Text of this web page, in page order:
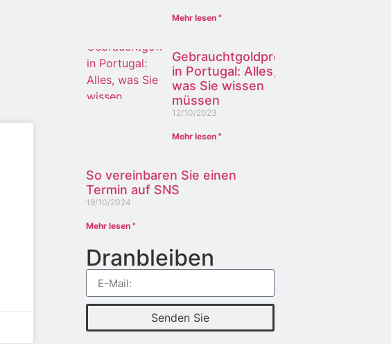
Mehr lesen "
Gebrauchtgoldpreis
in Portugal: Alles,
was Sie wissen
müssen
12/10/2023
Mehr lesen "
So vereinbaren Sie einen
Termin auf SNS
19/10/2024
Mehr lesen "
Dranbleiben
Senden Sie